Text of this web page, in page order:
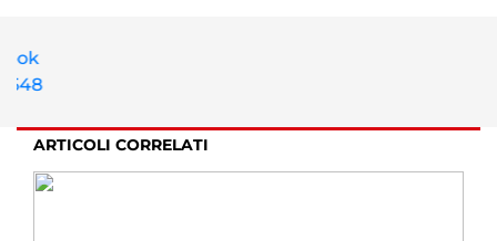
ARTICOLI CORRELATI